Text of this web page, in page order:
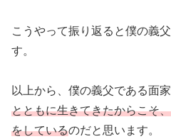
こうやって振り返ると僕の義
す。
以上から、僕の義父である面
とともに生きてきたからこそ
をしているのだと思います。